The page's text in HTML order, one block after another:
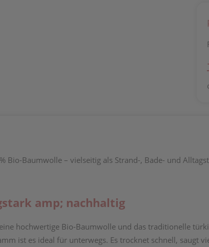
Bio-Baumwolle – vielseitig als Strand-, Bade- und
amp; nachhaltig
hochwertige Bio-Baumwolle und das traditionelle
ist es ideal für unterwegs. Es trocknet schnell, saugt